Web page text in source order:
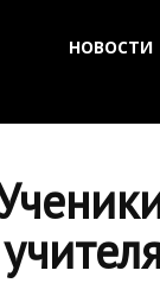
НОВОСТИ